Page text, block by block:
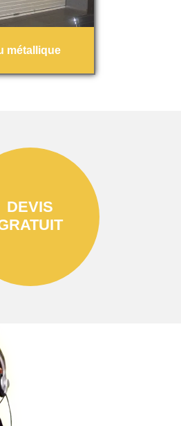
métallique
DEVIS